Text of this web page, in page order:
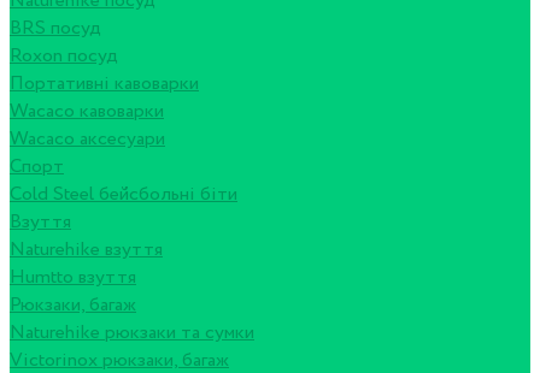
BRS посуд
Roxon посуд
Портативні кавоварки
Wacaco кавоварки
Wacaco аксесуари
Спорт
Cold Steel бейсбольні біти
Взуття
Naturehike взуття
Humtto взуття
Рюкзаки, багаж
Naturehike рюкзаки та сумки
Victorinox рюкзаки, багаж